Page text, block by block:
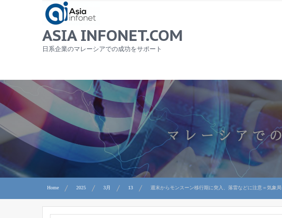
ASIA INFONET.COM
日系企業のマレーシアでの成功をサポート
Home 2025 3月 13 週末からモンスーン移行期に突入、落雷などに注意＝気象局